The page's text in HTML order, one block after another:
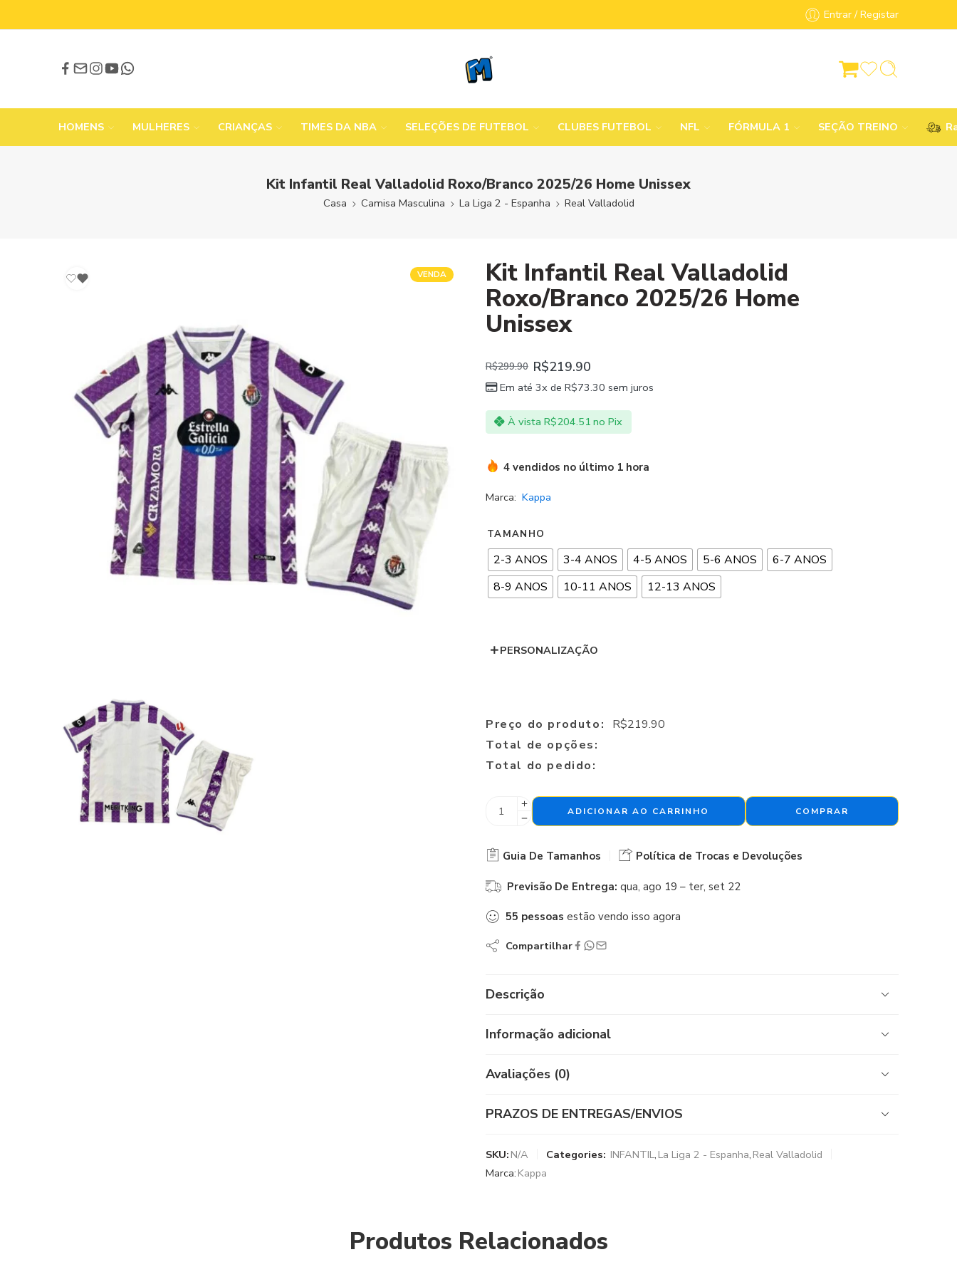
Entrar / Registar
HOMENS MULHERES CRIANÇAS TIMES DA NBA SELEÇÕES DE FUTEBOL CLUBES FUTEBOL NFL FÓRMULA 1 SEÇÃO TREINO
Kit Infantil Real Valladolid Roxo/Branco 2025/26 Home Unissex
Casa Camisa Masculina La Liga 2 - Espanha Real Valladolid
VENDA Kit Infantil Real Valladolid
Roxo/Branco 2025/26 Home
Unissex
R$299.90 R$219.90
Em até 3x de R$73.30 sem juros
À vista R$204.51 no Pix
4 vendidos no último 1 hora
Marca: Kappa
TAMANHO
2-3 ANOS 3-4 ANOS 4-5 ANOS 5-6 ANOS
6-7 ANOS
8-9 ANOS
10-11 ANOS 12-13 ANOS
PERSONALIZAÇÃO
Preço do produto: R$219.90
Total de opções:
Total do pedido:
ADICIONAR AO CARRINHO COMPRAR
Guia De Tamanhos Política de Trocas e Devoluções
Previsão De Entrega: qua, ago 19 – ter, set 22
55 pessoas estão vendo isso agora
Compartilhar
Descrição
Informação adicional
Avaliações (0)
PRAZOS DE ENTREGAS/ENVIOS
SKU: N/A Categories: INFANTIL, La Liga 2 - Espanha, Real Valladolid
Marca: Kappa
Produtos Relacionados